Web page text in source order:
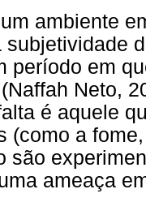
ambiente
subjetividade
período em
Neto,
é aquele
(como a
são
ameaça